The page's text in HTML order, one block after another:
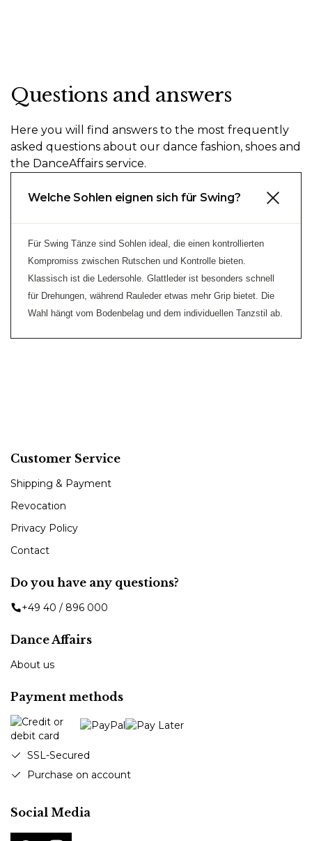
Questions and answers
Here you will find answers to the most frequently
asked questions about our dance fashion, shoes and
the DanceAffairs service.
Welche Sohlen eignen sich für Swing?
Für Swing Tänze sind Sohlen ideal, die einen kontrollierten
Kompromiss zwischen Rutschen und Kontrolle bieten.
Klassisch ist die Ledersohle. Glattleder ist besonders schnell
für Drehungen, während Rauleder etwas mehr Grip bietet. Die
Wahl hängt vom Bodenbelag und dem individuellen Tanzstil ab.
Customer Service
Shipping & Payment
Revocation
Privacy Policy
Contact
Do you have any questions?
+49 40 / 896 000
Dance Affairs
About us
Payment methods
SSL-Secured
Purchase on account
Social Media